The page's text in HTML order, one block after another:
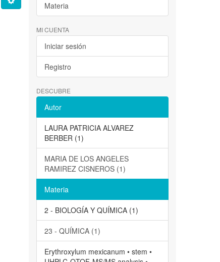
Materia
MI CUENTA
Iniciar sesión
Registro
DESCUBRE
Autor
LAURA PATRICIA ALVAREZ
BERBER (1)
MARIA DE LOS ANGELES
RAMIREZ CISNEROS (1)
Materia
2 - BIOLOGÍA Y QUÍMICA (1)
23 - QUÍMICA (1)
Erythroxylum mexicanum • stem •